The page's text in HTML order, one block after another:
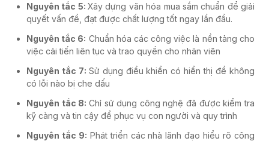
Nguyên tắc 5:Xây dựng văn hóa mua sắm chuẩn để giải
quyết vấn đề, đạt được chất lượng tốt ngay lần đầu.
Nguyên tắc 6: Chuẩn hóa các công việc là nền tảng cho
việc cải tiến liên tục và trao quyền cho nhân viên
Nguyên tắc 7: Sử dụng điều khiển có hiển thị để không
có lỗi nào bị che dấu
Nguyên tắc 8: Chỉ sử dụng công nghệ đã được kiểm tra
kỹ càng và tin cậy để phục vụ con người và quy trình
Nguyên tắc 9: Phát triển các nhà lãnh đạo hiểu rõ công